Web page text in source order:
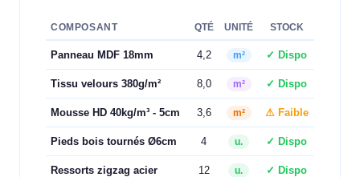
COMPOSANT QTÉ UNITÉ STOCK
Panneau MDF 18mm 4,2 m² ✓ Dispo
Tissu velours 380g/m² 8,0 m² ✓ Dispo
Mousse HD 40kg/m³ - 5cm 3,6 m² ⚠ Faible
Pieds bois tournés Ø6cm 4 u. ✓ Dispo
Ressorts zigzag acier 12 u. ✓ Dispo